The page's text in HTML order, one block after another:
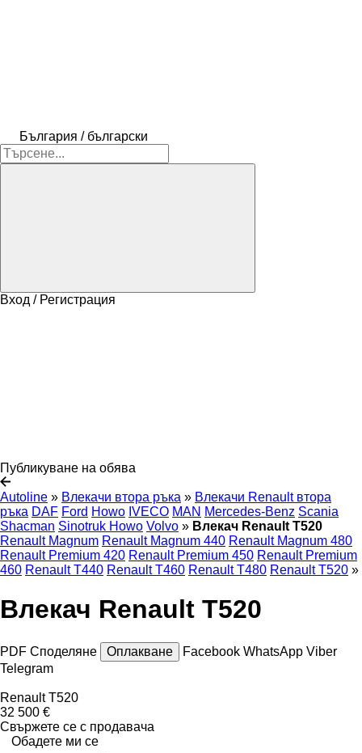
България / български
Вход / Регистрация
Публикуване на обява
Autoline » Влекачи втора ръка » Влекачи Renault втора
ръка DAF Ford Howo IVECO MAN Mercedes-Benz Scania
Shacman Sinotruk Howo Volvo » Влекач Renault T520
Renault Magnum Renault Magnum 440 Renault Magnum 480
Renault Premium 420 Renault Premium 450 Renault Premium
460 Renault T440 Renault T460 Renault T480 Renault T520 »
Влекач Renault T520
PDF Споделяне Оплакване Facebook WhatsApp Viber
Telegram
Renault T520
32 500 €
Свържете се с продавача
Обадете ми се